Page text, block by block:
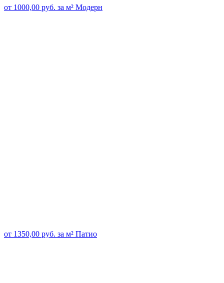
от 1000,00 руб. за м² Модерн
от 1350,00 руб. за м² Патио